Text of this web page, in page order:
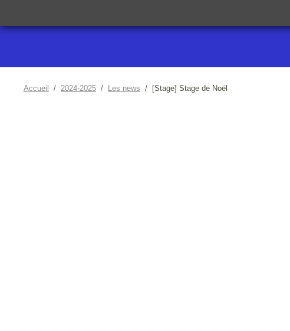
Accueil 2024-2025 Les news [Stage] Stage de Noël